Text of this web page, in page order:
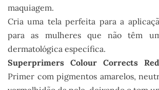
maquiagem.
Cria uma tela perfeita para a
para as mulheres que não têm
dermatológica específica.
Superprimers Colour Corrects
Primer com pigmentos amarelos,